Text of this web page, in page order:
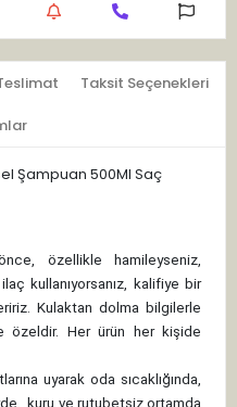
Taksit Seçenekleri
Şampuan 500Ml Saç
özellikle hamileyseniz,
kullanıyorsanız, kalifiye bir
Kulaktan dolma bilgilerle
özeldir. Her ürün her kişide
uyarak oda sıcaklığında,
kuru ve rutubetsiz ortamda